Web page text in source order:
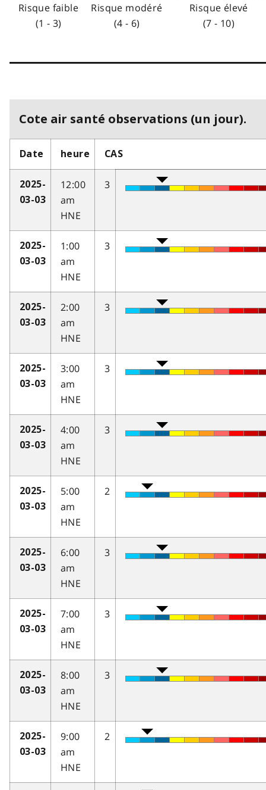
Risque faible
(1 - 3)
Risque modéré
(4 - 6)
Risque élevé
(7 - 10)
Cote air santé observations (un jour).
Date heure CAS
2025-
03-03
12:00
am
HNE
3
2025-
03-03
1:00
am
HNE
3
2025-
03-03
2:00
am
HNE
3
2025-
03-03
3:00
am
HNE
3
2025-
03-03
4:00
am
HNE
3
2025-
03-03
5:00
am
HNE
2
2025-
03-03
6:00
am
HNE
3
2025-
03-03
7:00
am
HNE
3
2025-
03-03
8:00
am
HNE
3
2025-
03-03
9:00
am
HNE
2